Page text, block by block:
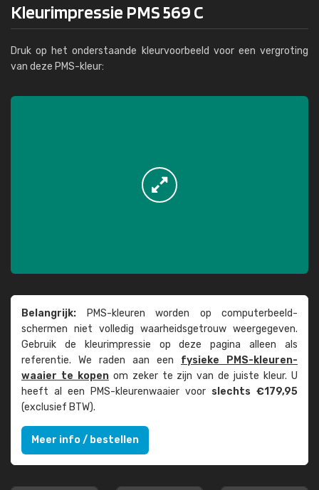
Kleurimpressie PMS 569 C
Druk op het onderstaande kleurvoorbeeld voor een vergroting
van deze PMS-kleur:
Belangrijk: PMS-kleuren worden op computer­beeld­
schermen niet volledig waarheids­­getrouw weer­gegeven.
Gebruik de kleur­impressie op deze pagina alleen als
referentie. We raden aan een fysieke PMS-kleuren­
waaier te kopenom zeker te zijn van de juiste kleur. U
heeft al een PMS-kleuren­waaier voor slechts €179,95
(exclusief BTW).
Meer info / bestellen